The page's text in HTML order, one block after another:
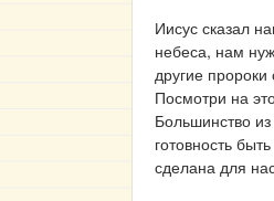
Иисус сказал
небеса, нам
другие
Посмотри на
Большинство
готовность
сделана для